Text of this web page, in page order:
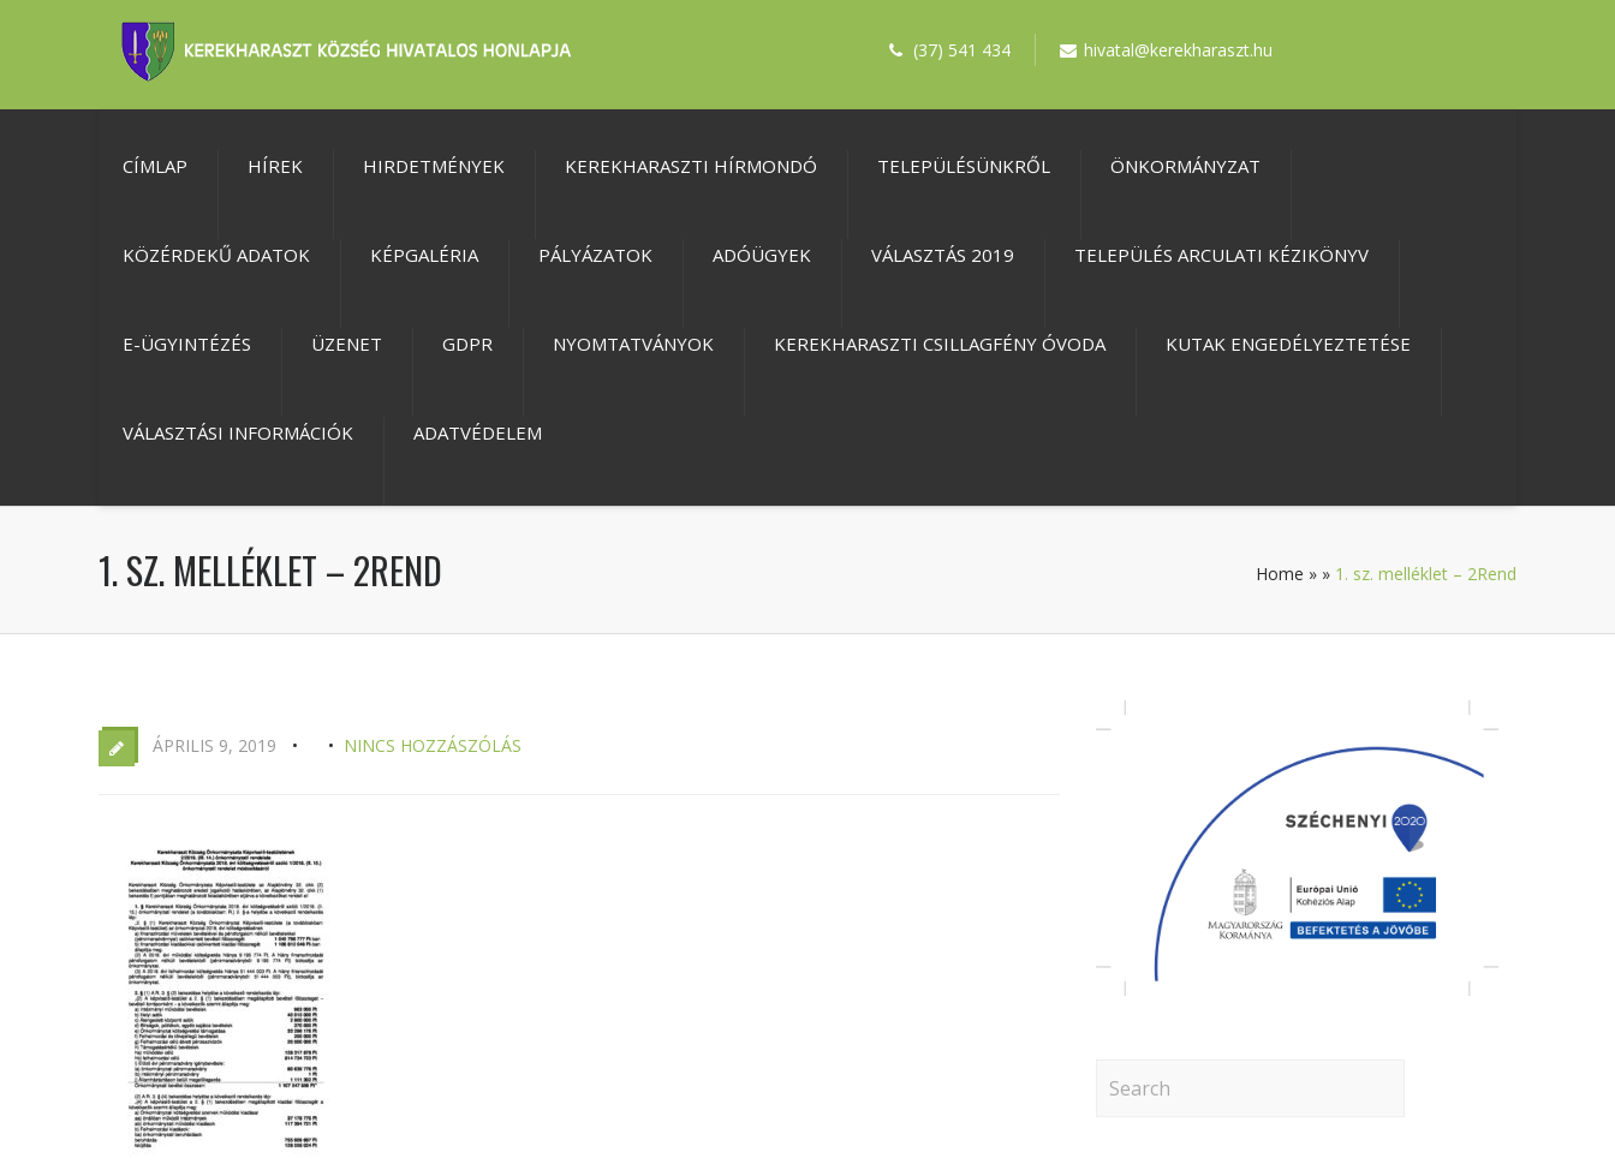
(37) 541 434 hivatal@kerekharaszt.hu
CÍMLAP HÍREK HIRDETMÉNYEK KEREKHARASZTI HÍRMONDÓ TELEPÜLÉSÜNKRŐL ÖNKORMÁNYZAT
KÖZÉRDEKŰ ADATOK KÉPGALÉRIA PÁLYÁZATOK ADÓÜGYEK VÁLASZTÁS 2019 TELEPÜLÉS ARCULATI KÉZIKÖNYV
E-ÜGYINTÉZÉS ÜZENET GDPR NYOMTATVÁNYOK KEREKHARASZTI CSILLAGFÉNY ÓVODA KUTAK ENGEDÉLYEZTETÉSE
VÁLASZTÁSI INFORMÁCIÓK ADATVÉDELEM
1. SZ. MELLÉKLET – 2REND Home » » 1. sz. melléklet – 2Rend
ÁPRILIS 9, 2019 NINCS HOZZÁSZÓLÁS